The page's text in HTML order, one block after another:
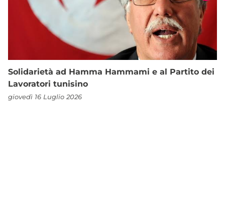
Solidarietà ad Hamma Hammami e al Partito dei
Lavoratori tunisino
giovedì 16 Luglio 2026